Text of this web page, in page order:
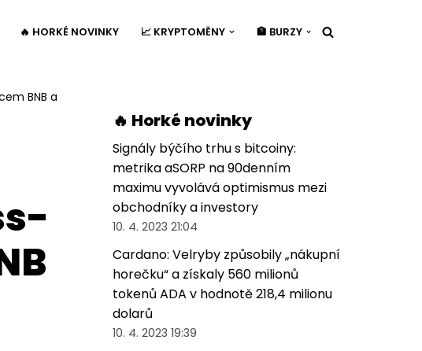
🔥 HORKÉ NOVINKY 📈 KRYPTOMĚNY 🏦 BURZY
BNB a
🔥 Horké novinky
Signály býčího trhu s bitcoiny:
metrika aSORP na 90denním
maximu vyvolává optimismus mezi
obchodníky a investory
10. 4. 2023 21:04
Cardano: Velryby způsobily „nákupní
horečku“ a získaly 560 milionů
tokenů ADA v hodnotě 218,4 milionu
dolarů
10. 4. 2023 19:39